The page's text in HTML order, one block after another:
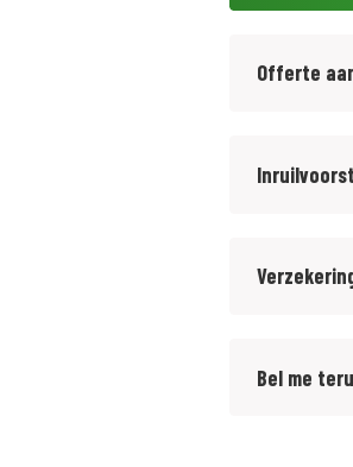
Offerte
Bel me